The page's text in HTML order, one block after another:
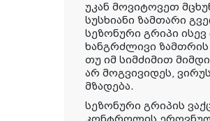
უკან მოვიტოვეთ
სუსხიანი ზამთარი
სეზონური გრიპი
ხანგრძლივი
თუ იმ სიმძიმით
არ მოგვივიდეს,
მზადება.
სეზონური გრიპის
კონტროლის